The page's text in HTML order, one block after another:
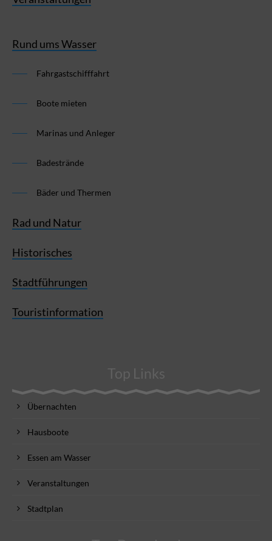
Rund ums Wasser
Fahrgastschifffahrt
Boote mieten
Marinas und Anleger
Badestrände
Bäder und Thermen
Rad und Natur
Historisches
Stadtführungen
Touristinformation
Top Links
Übernachten
Hausboote
Essen am Wasser
Veranstaltungen
Stadtplan